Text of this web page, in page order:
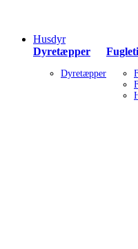
Husdyr
Dyretæpper
Dyretæpper